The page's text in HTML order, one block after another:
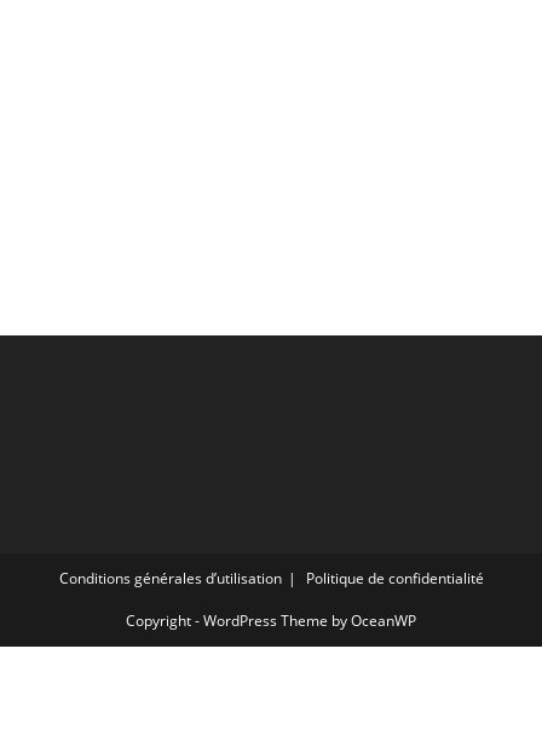
Conditions générales d’utilisation Politique de confidentialité
Copyright - WordPress Theme by OceanWP